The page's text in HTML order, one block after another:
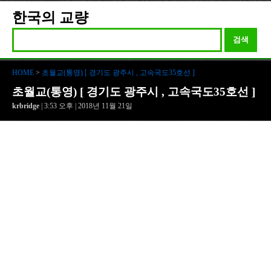
한국의 교량
검색
HOME > 초월교(통영) [ 경기도 광주시 , 고속국도35호선 ]
초월교(통영) [ 경기도 광주시 , 고속국도35호선 ]
krbridge | 3:53 오후 | 2018년 11월 21일